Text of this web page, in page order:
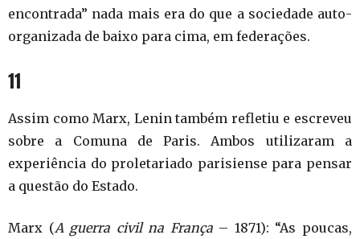
encontrada” nada mais era do que a sociedade auto-
organizada de baixo para cima, em federações.
11
Assim como Marx, Lenin também refletiu e escreveu
sobre a Comuna de Paris. Ambos utilizaram a
experiência do proletariado parisiense para pensar
a questão do Estado.
Marx (A guerra civil na França– 1871): “As poucas,